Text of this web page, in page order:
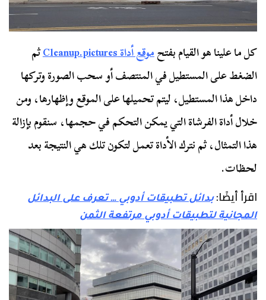
كل ما علينا هو القيام بفتحموقع أداة Cleanup.pictures
ثم
الضغط على المستطيل في المنتصف أو سحب الصورة وتركها
داخل هذا المستطيل، ليتم تحميلها على الموقع وإظهارها، ومن
خلال أداة الفرشاة التي يمكن التحكم في حجمها، سنقوم بإزالة
هذا التمثال، ثم نترك الأداة تعمل لتكون تلك هي النتيجة بعد
لحظات.
اقرأ أيضًا:بدائل تطبيقات أدوبي … تعرف على البدائل
المجانية لتطبيقات أدوبي مرتفعة الثمن